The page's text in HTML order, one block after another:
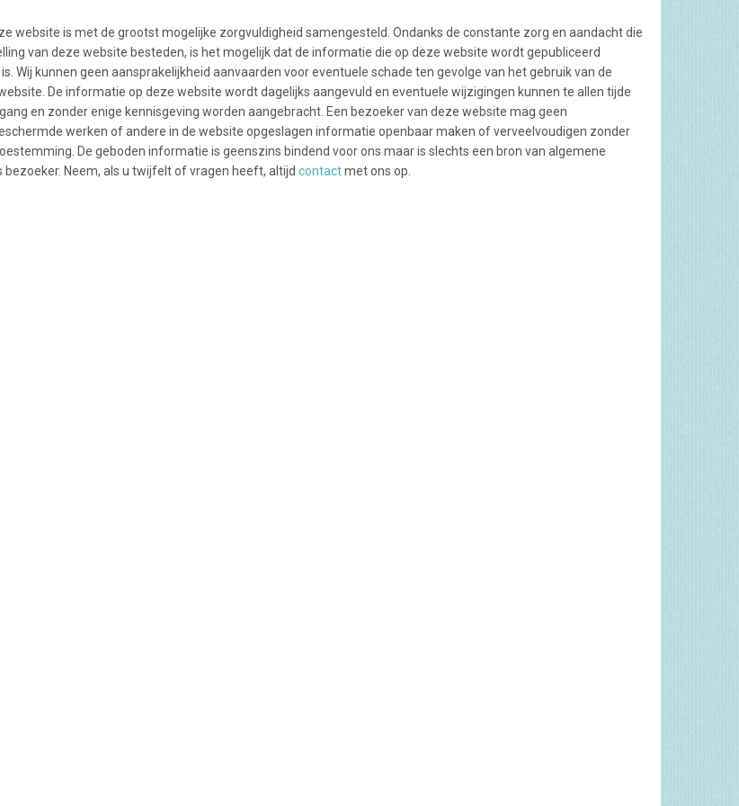
website is met de grootst mogelijke zorgvuldigheid samengesteld. Ondanks de constante zorg en aandacht die
van deze website besteden, is het mogelijk dat de informatie die op deze website wordt gepubliceerd
Wij kunnen geen aansprakelijkheid aanvaarden voor eventuele schade ten gevolge van het gebruik van de
De informatie op deze website wordt dagelijks aangevuld en eventuele wijzigingen kunnen te allen tijde
en zonder enige kennisgeving worden aangebracht. Een bezoeker van deze website mag geen
werken of andere in de website opgeslagen informatie openbaar maken of verveelvoudigen zonder
De geboden informatie is geenszins bindend voor ons maar is slechts een bron van algemene
Neem, als u twijfelt of vragen heeft, altijd contactmet ons op.